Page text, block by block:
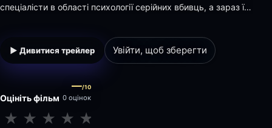
спеціалісти в області психології серійних вбивць, а зараз їм
Але майже одразу підроблені речов…
▶ Дивитися трейлер Увійти, щоб зберегти
Оцініть фільм
—/10
0 оцінок
★ ★ ★ ★ ★